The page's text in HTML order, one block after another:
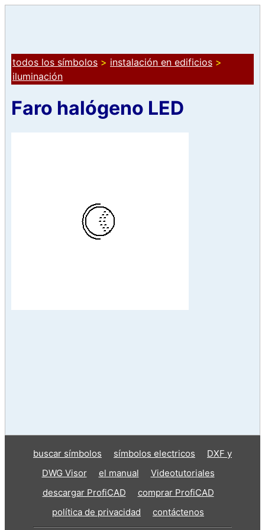
todos los símbolos > instalación en edificios >
iluminación
Faro halógeno LED
buscar símbolos símbolos electricos
DXF y
DWG Visor
el manual
Videotutoriales
descargar ProfiCAD
comprar ProfiCAD
política de privacidad
contáctenos